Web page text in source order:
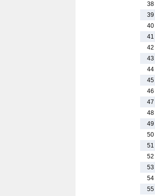
38
39
40
41
42
43
44
45
46
47
48
49
50
51
52
53
54
55